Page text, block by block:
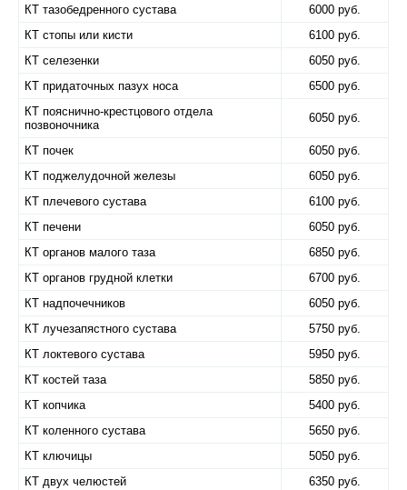
КТ тазобедренного сустава
6000 руб.
КТ стопы или кисти
6100 руб.
КТ селезенки
6050 руб.
КТ придаточных пазух носа
6500 руб.
КТ пояснично-крестцового отдела
позвоночника
6050 руб.
КТ почек
6050 руб.
КТ поджелудочной железы
6050 руб.
КТ плечевого сустава
6100 руб.
КТ печени
6050 руб.
КТ органов малого таза
6850 руб.
КТ органов грудной клетки
6700 руб.
КТ надпочечников
6050 руб.
КТ лучезапястного сустава
5750 руб.
КТ локтевого сустава
5950 руб.
КТ костей таза
5850 руб.
КТ копчика
5400 руб.
КТ коленного сустава
5650 руб.
КТ ключицы
5050 руб.
КТ двух челюстей
6350 руб.